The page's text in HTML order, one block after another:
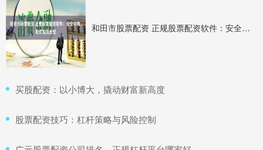
和田市股票配资 正规股票配资软件：安全可靠，助你投资无忧
​买股配资：以小博大，撬动财富新高度
​股票配资技巧：杠杆策略与风险控制